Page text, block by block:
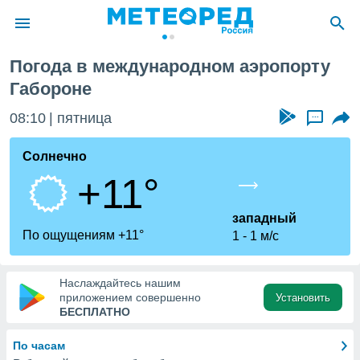
о
к этому
доступ
Погода в международном аэропорту
Габороне
08:10 пятница ...
Солнечно
+11°
По ощущениям +11°
западный
1
1 м/с
Наслаждайтесь нашим
приложением совершенно
БЕСПЛАТНО
Установить
По часам